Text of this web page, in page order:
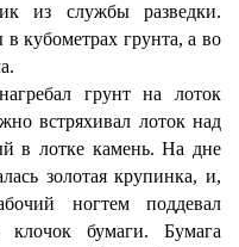
из службы разведки.
кубометрах грунта, а во
грунт на лоток
встряхивал лоток над
в лотке камень. На дне
золотая крупинка, и,
ногтем поддевал
бумаги. Бумага